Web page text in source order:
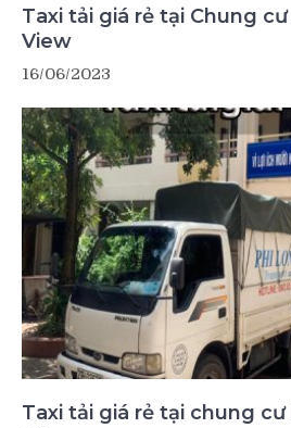
Taxi tải giá rẻ tại Chung
View
16/06/2023
Taxi tải giá rẻ tại chung